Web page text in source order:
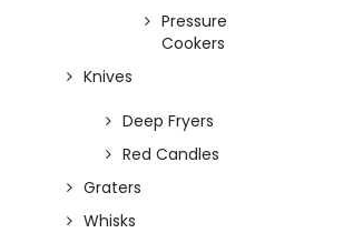
Pressure
Cookers
Knives
Deep Fryers
Red Candles
Graters
Whisks